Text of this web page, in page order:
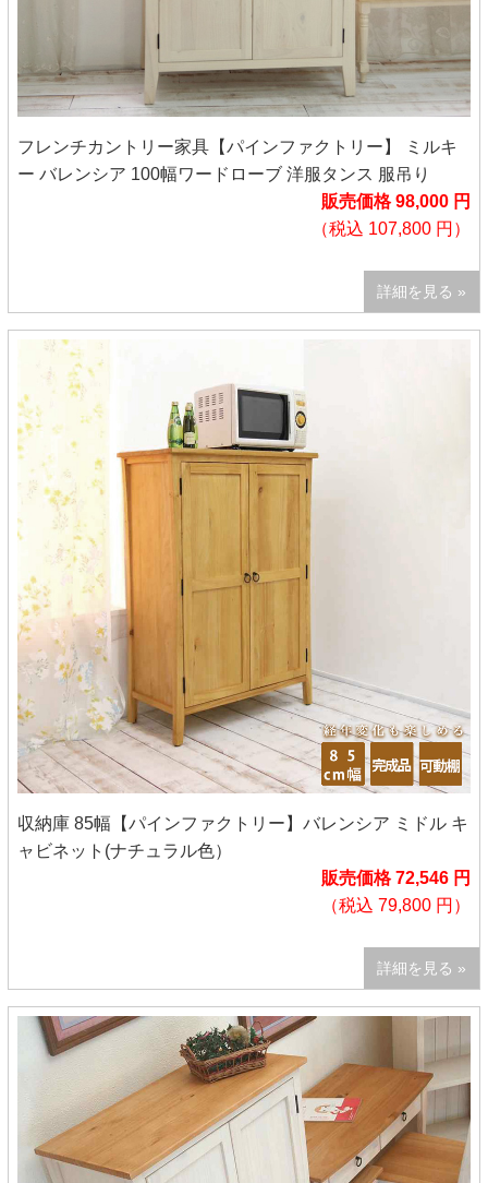
フレンチカントリー家具【パインファクトリー】 ミルキ
ー バレンシア 100幅ワードローブ 洋服タンス 服吊り
販売価格 98,000 円
（税込 107,800 円）
詳細を見る »
収納庫 85幅【パインファクトリー】バレンシア ミドル キ
ャビネット(ナチュラル色）
販売価格 72,546 円
（税込 79,800 円）
詳細を見る »